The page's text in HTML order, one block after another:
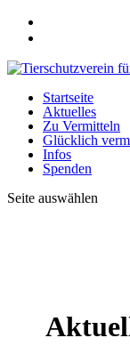
Startseite
Aktuelles
Zu Vermitteln
Glücklich
Infos
Spenden
Seite auswählen